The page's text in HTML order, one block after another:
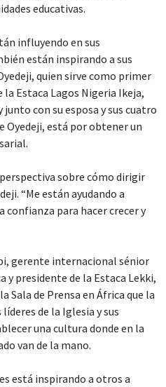
educativas.
influyendo en sus
están inspirando a sus
quien sirve como primer
Estaca Lagos Nigeria Ikeja,
con su esposa y sus cuatro
Oyedeji, está por obtener un
sobre cómo dirigir
“Me están ayudando a
confianza para hacer crecer y
gerente internacional sénior
y presidente de la Estaca Lekki,
Sala de Prensa en África que la
de la Iglesia y sus
una cultura donde en la
van de la mano.
está inspirando a otros a